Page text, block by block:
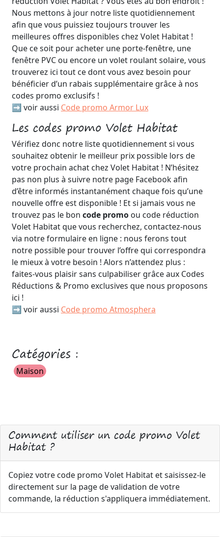
Nous mettons à jour notre liste quotidiennement
afin que vous puissiez toujours trouver les
meilleures offres disponibles chez Volet Habitat !
Que ce soit pour acheter une porte-fenêtre, une
fenêtre PVC ou encore un volet roulant solaire, vous
trouverez ici tout ce dont vous avez besoin pour
bénéficier d’un rabais supplémentaire grâce à nos
codes promo exclusifs !
➡️ voir aussi Code promo Armor Lux
Les codes promo Volet Habitat
Vérifiez donc notre liste quotidiennement si vous
souhaitez obtenir le meilleur prix possible lors de
votre prochain achat chez Volet Habitat ! N’hésitez
pas non plus à suivre notre page Facebook afin
d’être informés instantanément chaque fois qu’une
nouvelle offre est disponible ! Et si jamais vous ne
trouvez pas le bon code promo ou code réduction
Volet Habitat que vous recherchez, contactez-nous
via notre formulaire en ligne : nous ferons tout
notre possible pour trouver l’offre qui correspondra
le mieux à votre besoin ! Alors n’attendez plus :
faites-vous plaisir sans culpabiliser grâce aux Codes
Réductions & Promo exclusives que nous proposons
ici !
➡️ voir aussi Code promo Atmosphera
Catégories :
Maison
Comment utiliser un code promo Volet
Habitat ?
Copiez votre code promo Volet Habitat et saisissez-le
directement sur la page de validation de votre
commande, la réduction s'appliquera immédiatement.